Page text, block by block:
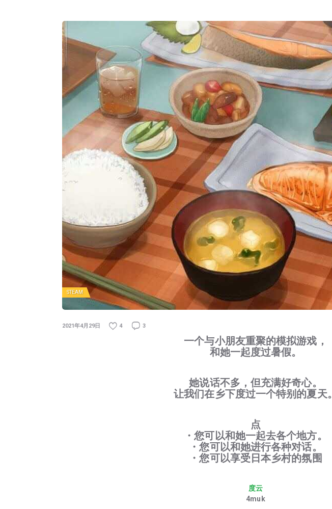
STEAM
2021年4月29日 4 3
一个与小朋友重聚的模拟游戏，
和她一起度过暑假。
她说话不多，但充满好奇心。
让我们在乡下度过一个特别的夏天。
点
・您可以和她一起去各个地方。
・您可以和她进行各种对话。
・您可以享受日本乡村的氛围
度云
4muk